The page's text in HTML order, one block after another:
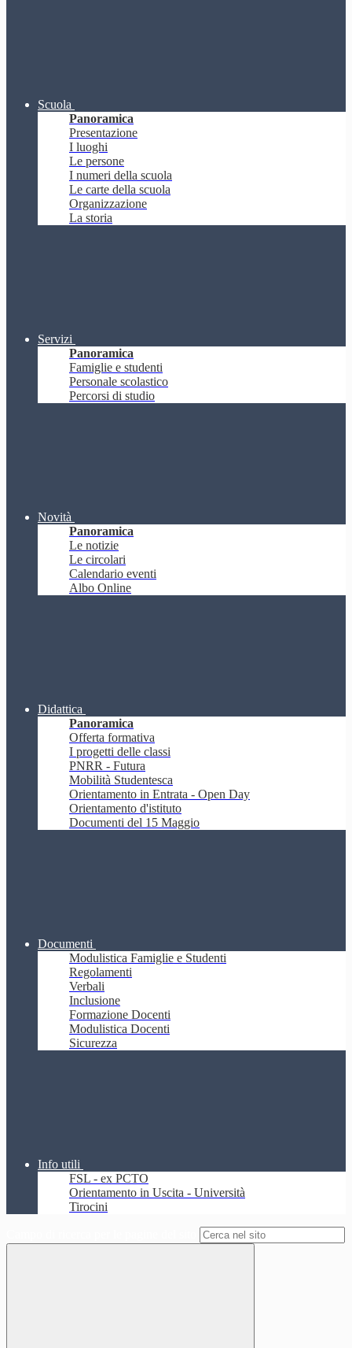
Scuola
Panoramica
Presentazione
I luoghi
Le persone
I numeri della scuola
Le carte della scuola
Organizzazione
La storia
Servizi
Panoramica
Famiglie e studenti
Personale scolastico
Percorsi di studio
Novità
Panoramica
Le notizie
Le circolari
Calendario eventi
Albo Online
Didattica
Panoramica
Offerta formativa
I progetti delle classi
PNRR - Futura
Mobilità Studentesca
Orientamento in Entrata - Open Day
Orientamento d'istituto
Documenti del 15 Maggio
Documenti
Modulistica Famiglie e Studenti
Regolamenti
Verbali
Inclusione
Formazione Docenti
Modulistica Docenti
Sicurezza
Info utili
FSL - ex PCTO
Orientamento in Uscita - Università
Tirocini